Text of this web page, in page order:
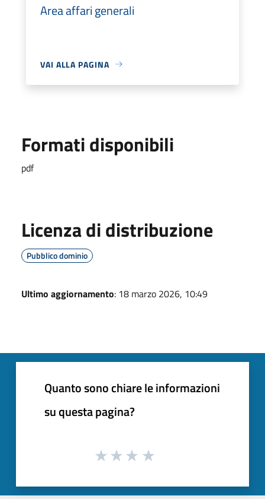
Area affari generali
VAI ALLA PAGINA
Formati disponibili
pdf
Licenza di distribuzione
Pubblico dominio
Ultimo aggiornamento: 18 marzo 2026, 10:49
Quanto sono chiare le informazioni
su questa pagina?